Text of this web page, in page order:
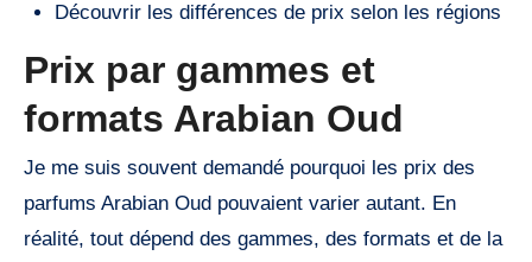
Découvrir les différences de prix selon les régions
Prix par gammes et
formats Arabian Oud
Je me suis souvent demandé pourquoi les prix des
parfums Arabian Oud pouvaient varier autant. En
réalité, tout dépend des gammes, des formats et de la